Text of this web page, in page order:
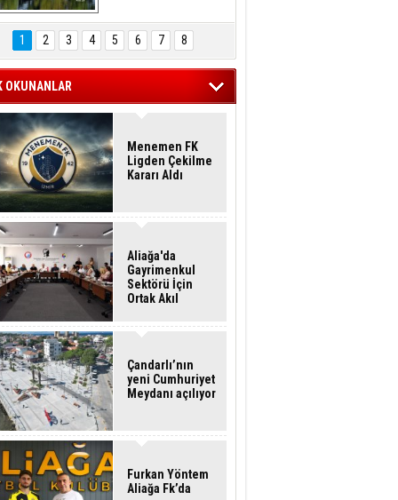
Hasan Eser'in
Objektifinden
1 2 3 4 5 6 7 8
OKUNANLAR
Menemen FK
Ligden Çekilme
Kararı Aldı
Aliağa'da
Gayrimenkul
Sektörü İçin
Ortak Akıl
Çandarlı’nın
yeni Cumhuriyet
Meydanı açılıyor
Furkan Yöntem
Aliağa Fk’da